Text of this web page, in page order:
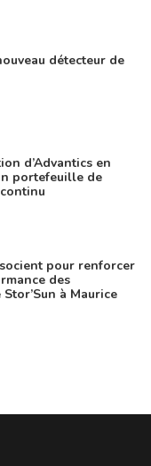
détecteur de
d’Advantics en
portefeuille de
pour renforcer
des
à Maurice